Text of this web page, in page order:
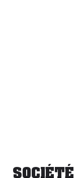
SOCIÉTÉ